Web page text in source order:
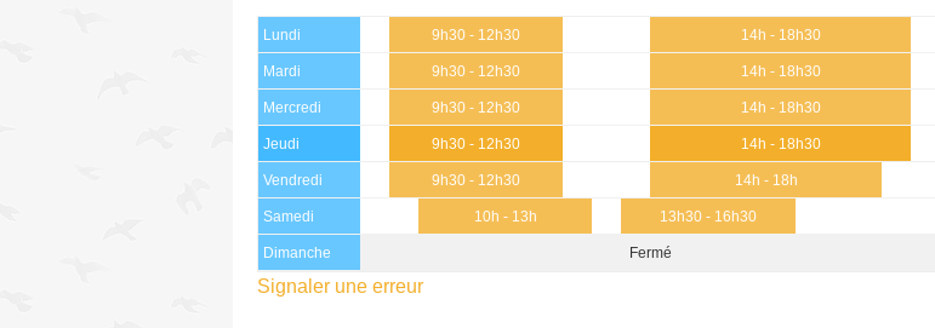
Lundi 9h30 - 12h30 14h - 18h30
Mardi 9h30 - 12h30 14h - 18h30
Mercredi 9h30 - 12h30 14h - 18h30
Jeudi 9h30 - 12h30 14h - 18h30
Vendredi 9h30 - 12h30 14h - 18h
Samedi 10h - 13h 13h30 - 16h30
Dimanche Fermé
Signaler une erreur